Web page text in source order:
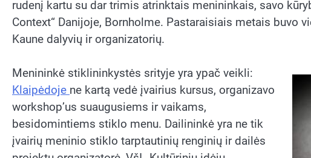
rudenį kartu su dar trimis atrinktais menininkais, savo
Context“ Danijoje, Bornholme. Pastaraisiais metais buvo
Kaune dalyvių ir organizatorių.
Menininkė stiklininkystės srityje yra ypač veikli:
Klaipėdoje ne kartą vedė įvairius kursus, organizavo
workshop’us suaugusiems ir vaikams,
besidomintiems stiklo menu. Dailininkė yra ne tik
įvairių meninio stiklo tarptautinių renginių ir dailės